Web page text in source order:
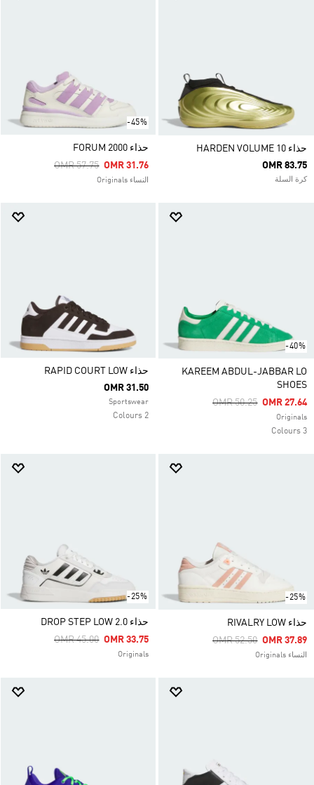
حذاء HARDEN VOLUME 10
OMR 83.75
كرة السلة
-45%
حذاء FORUM 2000
Price Reduced From
OMR 57.75ToOMR 31.76
النساء Originals
-40%
KAREEM ABDUL-JABBAR LO
SHOES
Price Reduced From
OMR 50.25ToOMR 27.64
Originals
3 Colours
حذاء RAPID COURT LOW
OMR 31.50
Sportswear
2 Colours
-25%
حذاء RIVALRY LOW
Price Reduced From
OMR 52.50ToOMR 37.89
النساء Originals
-25%
حذاء DROP STEP LOW 2.0
Price Reduced From
OMR 45.00ToOMR 33.75
Originals